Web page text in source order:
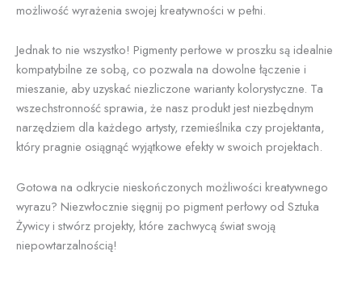
możliwość wyrażenia swojej kreatywności w pełni.
Jednak to nie wszystko! Pigmenty perłowe w proszku są idealnie
kompatybilne ze sobą, co pozwala na dowolne łączenie i
mieszanie, aby uzyskać niezliczone warianty kolorystyczne. Ta
wszechstronność sprawia, że nasz produkt jest niezbędnym
narzędziem dla każdego artysty, rzemieślnika czy projektanta,
który pragnie osiągnąć wyjątkowe efekty w swoich projektach.
Gotowa na odkrycie nieskończonych możliwości kreatywnego
wyrazu? Niezwłocznie sięgnij po pigment perłowy od Sztuka
Żywicy i stwórz projekty, które zachwycą świat swoją
niepowtarzalnością!